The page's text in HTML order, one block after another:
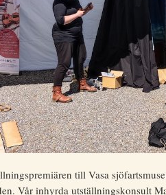
till Vasa
Vår inhyrda utställningskonsult